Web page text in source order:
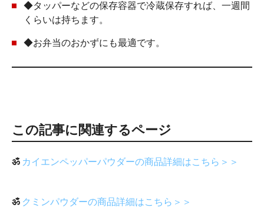
◆タッパーなどの保存容器で冷蔵保存すれば、一週間
くらいは持ちます。
◆お弁当のおかずにも最適です。
この記事に関連するページ
ॐ カイエンペッパーパウダーの商品詳細はこちら＞＞
ॐ クミンパウダーの商品詳細はこちら＞＞